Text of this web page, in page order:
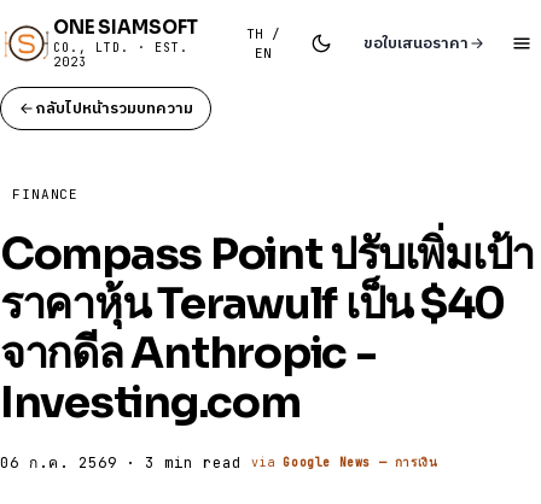
ONE SIAMSOFT
CO., LTD. · EST.
2023
TH /
EN
ขอใบเสนอราคา
กลับไปหน้ารวมบทความ
FINANCE
Compass Point ปรับเพิ่มเป้า
ราคาหุ้น Terawulf เป็น $40
จากดีล Anthropic -
Investing.com
06 ก.ค. 2569 · 3 min read viaGoogle News — การเงิน